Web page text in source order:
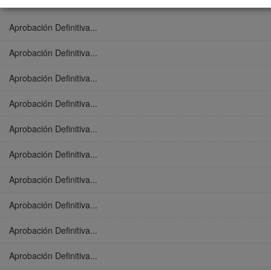
Aprobación Definitiva...
Aprobación Definitiva...
Aprobación Definitiva...
Aprobación Definitiva...
Aprobación Definitiva...
Aprobación Definitiva...
Aprobación Definitiva...
Aprobación Definitiva...
Aprobación Definitiva...
Aprobación Definitiva...